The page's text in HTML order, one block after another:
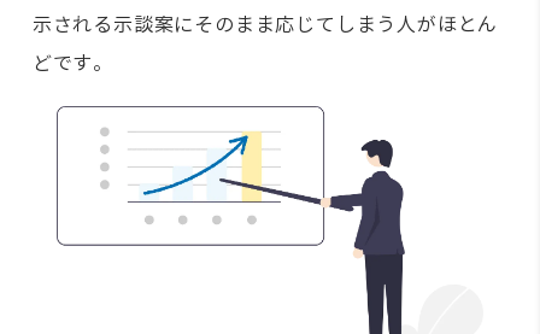
示される示談案にそのまま応じてしまう人がほとん
どです。